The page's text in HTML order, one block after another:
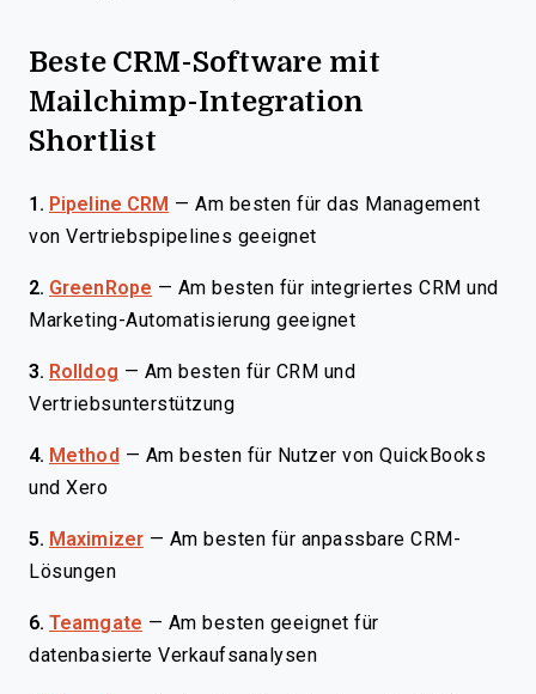
Beste CRM-Software mit
Mailchimp-Integration
Shortlist
1. Pipeline CRM —Am besten für das Management
von Vertriebspipelines geeignet
2. GreenRope — Am besten für integriertes CRM und
Marketing-Automatisierung geeignet
3. Rolldog — Am besten für CRM und
Vertriebsunterstützung
4. Method — Am besten für Nutzer von QuickBooks
und Xero
5. Maximizer — Am besten für anpassbare CRM-
Lösungen
6. Teamgate — Am besten geeignet für
datenbasierte Verkaufsanalysen